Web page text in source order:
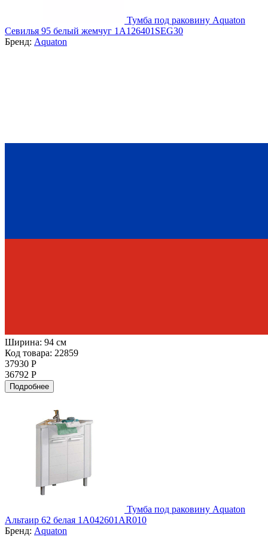
Тумба под раковину Aquaton
Севилья 95 белый жемчуг 1A126401SEG30
Бренд: Aquaton
Ширина: 94 см
Код товара: 22859
37930 Р
36792 Р
Подробнее
Тумба под раковину Aquaton
Альтаир 62 белая 1A042601AR010
Бренд: Aquaton